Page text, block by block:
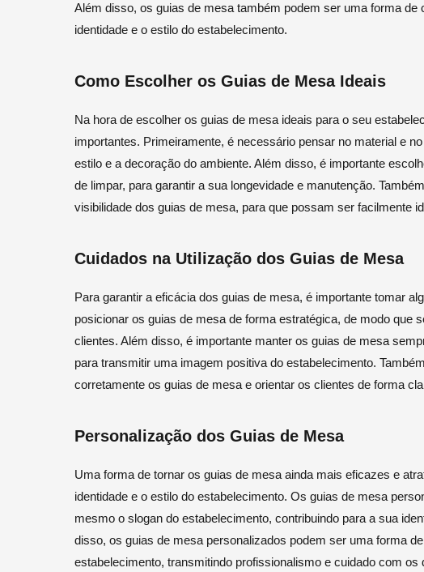
Além disso, os guias de mesa também podem ser uma forma
identidade e o estilo do estabelecimento.
Como Escolher os Guias de Mesa Ideais
Na hora de escolher os guias de mesa ideais para o seu
importantes. Primeiramente, é necessário pensar no material e
estilo e a decoração do ambiente. Além disso, é importante
de limpar, para garantir a sua longevidade e manutenção.
visibilidade dos guias de mesa, para que possam ser facilmente
Cuidados na Utilização dos Guias de Mesa
Para garantir a eficácia dos guias de mesa, é importante tomar
posicionar os guias de mesa de forma estratégica, de modo que
clientes. Além disso, é importante manter os guias de mesa
para transmitir uma imagem positiva do estabelecimento.
corretamente os guias de mesa e orientar os clientes de forma
Personalização dos Guias de Mesa
Uma forma de tornar os guias de mesa ainda mais eficazes e
identidade e o estilo do estabelecimento. Os guias de mesa
mesmo o slogan do estabelecimento, contribuindo para a sua
disso, os guias de mesa personalizados podem ser uma forma
estabelecimento, transmitindo profissionalismo e cuidado com os